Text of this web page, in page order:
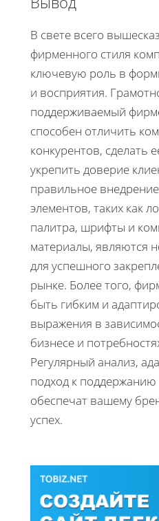
В свете всего
фирменного стиля
ключевую роль в
и восприятия.
поддерживаемый
способен отличить
конкурентов, сделать
укрепить доверие
правильное
элементов, таких как
палитра, шрифты и
материалы, являются
для успешного
рынке. Более того,
быть гибким и
выражения в
бизнесе и
Регулярный анализ,
подход к поддержанию
обеспечат вашему
успех.